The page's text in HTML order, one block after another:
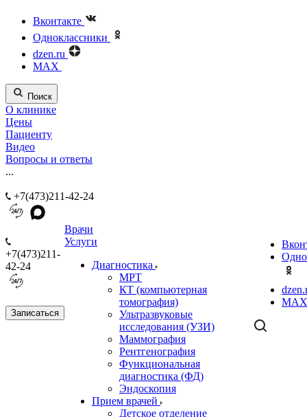
Вконтакте
Одноклассники
dzen.ru
MAX
Поиск
О клинике
Цены
Пациенту
Видео
Вопросы и ответы
...
+7(473)211-42-24
+7(473)211-
42-24
Записаться
Врачи
Услуги
Диагностика
МРТ
КТ (компьютерная
томография)
Ультразвуковые
исследования (УЗИ)
Маммография
Рентгенография
Функциональная
диагностика (ФД)
Эндоскопия
Прием врачей
Детское отделение